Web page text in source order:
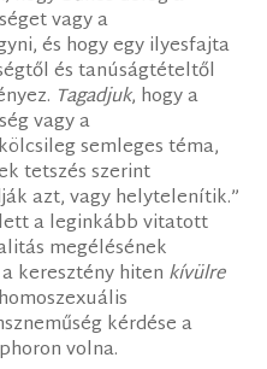
vagy a
és hogy egy ilyesfajta
és tanúságtételtől
Tagadjuk, hogy a
vagy a
semleges téma,
tetszés szerint
azt, vagy helytelenítik.”
a leginkább vitatott
megélésének
keresztény hiten kívülre
kérdése a
volna.